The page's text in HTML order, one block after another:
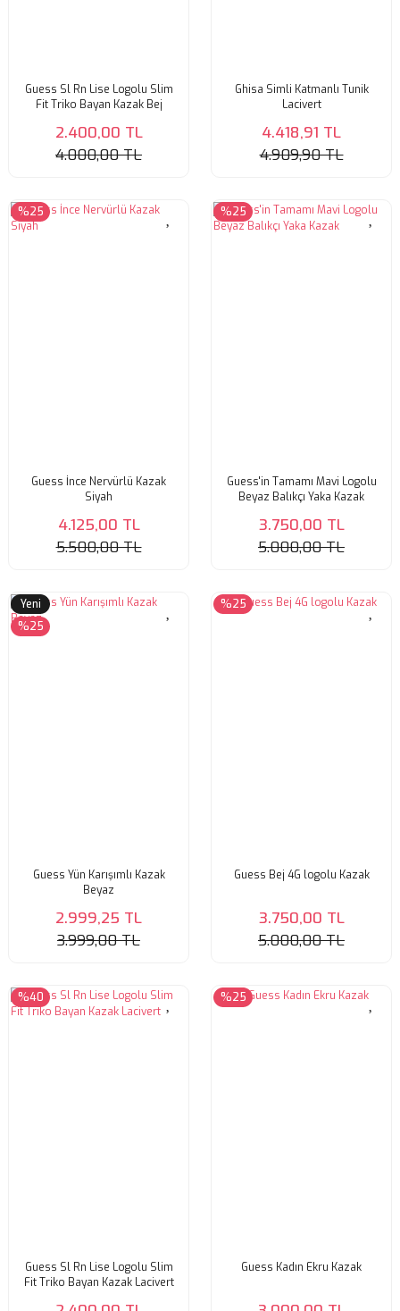
Guess Sl Rn Lise Logolu Slim
Fit Triko Bayan Kazak Bej
2.400,00 TL
4.000,00 TL
Ghisa Simli Katmanlı Tunik
Lacivert
4.418,91 TL
4.909,90 TL
%25
Guess İnce Nervürlü Kazak
Siyah
4.125,00 TL
5.500,00 TL
%25
Guess'in Tamamı Mavi Logolu
Beyaz Balıkçı Yaka Kazak
3.750,00 TL
5.000,00 TL
Yeni
%25
Guess Yün Karışımlı Kazak
Beyaz
2.999,25 TL
3.999,00 TL
%25
Guess Bej 4G logolu Kazak
3.750,00 TL
5.000,00 TL
%40
Guess Sl Rn Lise Logolu Slim
Fit Triko Bayan Kazak Lacivert
%25
Guess Kadın Ekru Kazak
TUNİK